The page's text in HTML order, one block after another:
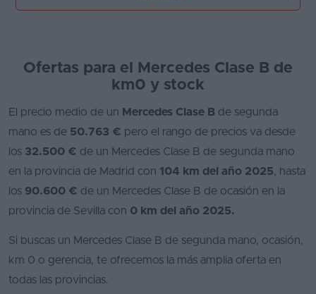
Ofertas para el Mercedes Clase B de
km0 y stock
El precio medio de un Mercedes Clase B de segunda
mano es de 50.763 € pero el rango de precios va desde
los 32.500 € de un Mercedes Clase B de segunda mano
en la provincia de Madrid con 104 km del año 2025, hasta
los 90.600 € de un Mercedes Clase B de ocasión en la
provincia de Sevilla con 0 km del año 2025.
Si buscas un Mercedes Clase B de segunda mano, ocasión,
km 0 o gerencia, te ofrecemos la más amplia oferta en
todas las provincias.